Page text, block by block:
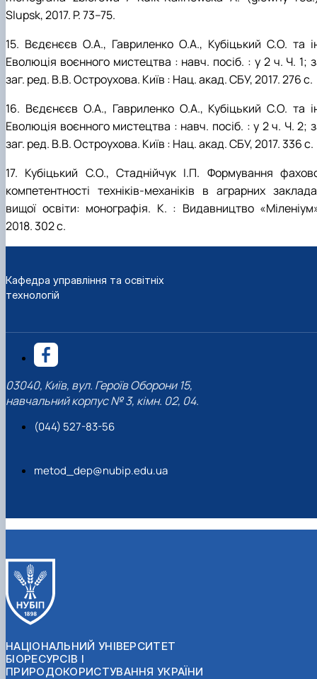
Slupsk, 2017. P. 73–75.
15. Вєдєнєєв О.А., Гавриленко О.А., Кубіцький С.О. та
Еволюція воєнного мистецтва : навч. посіб. : у 2 ч. Ч. 1;
заг. ред. В.В. Остроухова. Київ : Нац. акад. СБУ, 2017. 276 с.
16. Вєдєнєєв О.А., Гавриленко О.А., Кубіцький С.О. та
Еволюція воєнного мистецтва : навч. посіб. : у 2 ч. Ч. 2;
заг. ред. В.В. Остроухова. Київ : Нац. акад. СБУ, 2017. 336 с.
17. Кубіцький С.О., Стаднійчук І.П. Формування
компетентності техніків-механіків в аграрних
вищої освіти: монографія. К. : Видавництво
2018. 302 с.
Кафедра управління та освітніх
технологій
03040, Київ, вул. Героїв Оборони 15,
навчальний корпус № 3, кімн. 02, 04.
(044) 527-83-56
metod_dep@nubip.edu.ua
НАЦІОНАЛЬНИЙ УНІВЕРСИТЕТ
БІОРЕСУРСІВ І
ПРИРОДОКОРИСТУВАННЯ УКРАЇНИ